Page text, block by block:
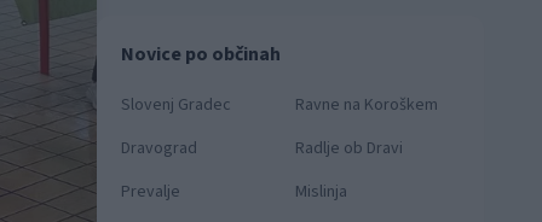
Novice po občinah
Slovenj Gradec
Ravne na Koroškem
Dravograd
Radlje ob Dravi
Prevalje
Mislinja